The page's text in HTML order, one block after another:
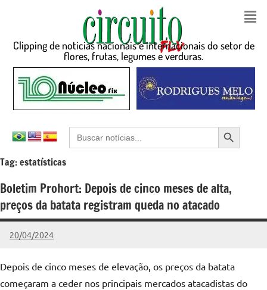
Clipping de noticias nacionais e internacionais do setor de
flores, frutas, legumes e verduras.
Search
for:
Search Button
Tag:estatísticas
Boletim Prohort: Depois de cinco meses de alta,
preços da batata registram queda no atacado
20/04/2024
admin
Nenhum
Depois de cinco meses de elevação, os preços da batata
começaram a ceder nos principais mercados atacadistas do